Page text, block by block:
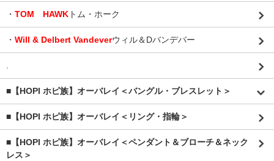
・ TOM HAWK トム・ホーク
・ Will & Delbert Vandeverウィル＆Dバンデバー
.
■【HOPI ホピ族】オーバレイ＜バングル・ブレスレット＞
■【HOPI ホピ族】オーバレイ＜リング・指輪＞
■【HOPI ホピ族】オーバレイ＜ペンダント＆ブローチ＆ネック
レス＞